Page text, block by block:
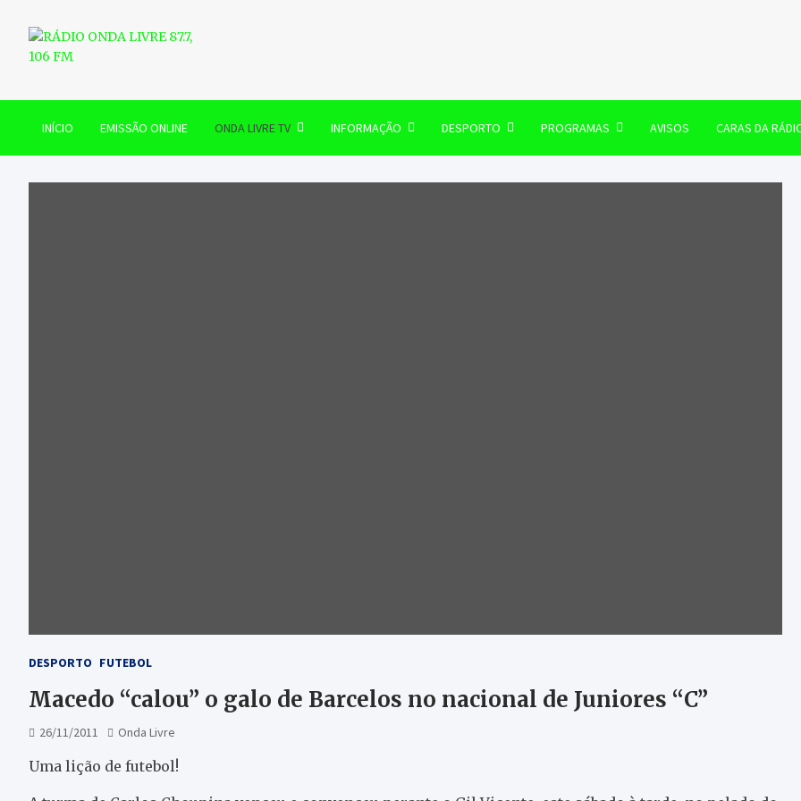
content
RÁDIO ONDA LIVRE 87.7, 106 FM
INÍCIO EMISSÃO ONLINE ONDA LIVRE TV INFORMAÇÃO DESPORTO PROGRAMAS AVISOS CARAS DA
DESPORTO FUTEBOL
Macedo “calou” o galo de Barcelos no nacional de Juniores “C”
26/11/2011 Onda Livre
Uma lição de futebol!